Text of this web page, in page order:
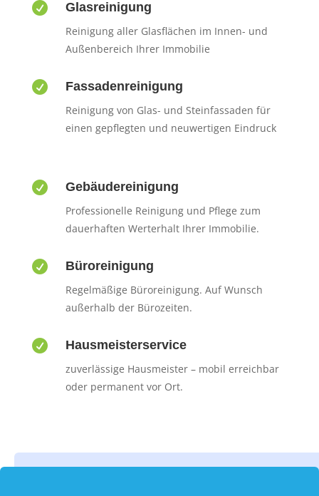
 Glasreinigung
Reinigung aller Glasflächen im Innen- und
Außenbereich Ihrer Immobilie
 Fassadenreinigung
Reinigung von Glas- und Steinfassaden für
einen gepflegten und neuwertigen Eindruck
 Gebäudereinigung
Professionelle Reinigung und Pflege zum
dauerhaften Werterhalt Ihrer Immobilie.
 Büroreinigung
Regelmäßige Büroreinigung. Auf Wunsch
außerhalb der Bürozeiten.
 Hausmeisterservice
zuverlässige Hausmeister – mobil erreichbar
oder permanent vor Ort.